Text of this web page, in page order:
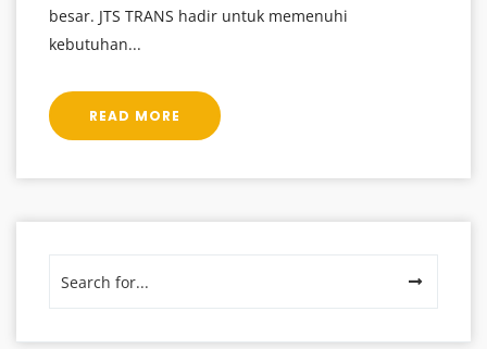
besar. JTS TRANS hadir untuk memenuhi
kebutuhan...
READ MORE